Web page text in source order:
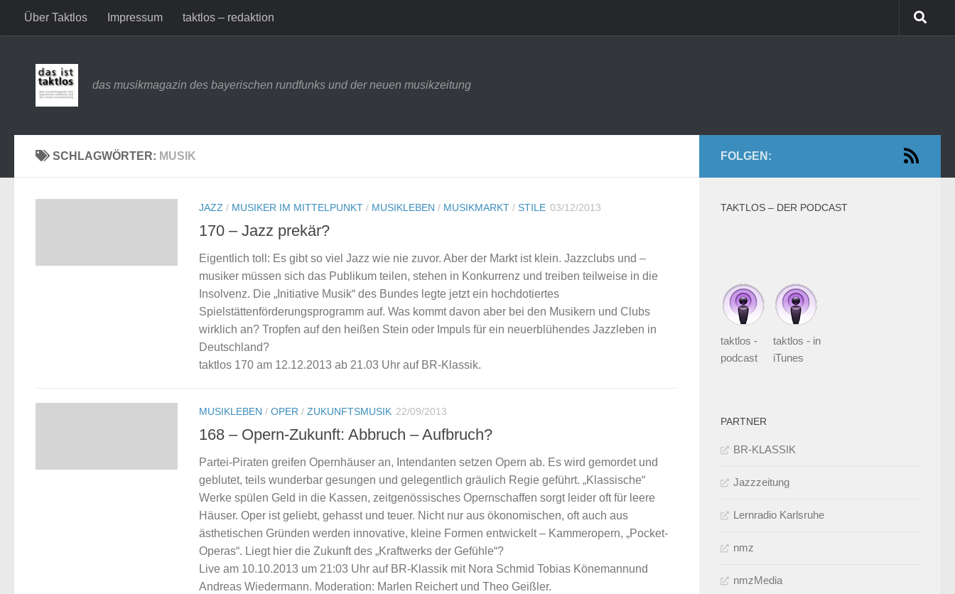
Zum Inhalt springen
Über Taktlos Impressum taktlos – redaktion
das musikmagazin des bayerischen rundfunks und der neuen musikzeitung
SCHLAGWÖRTER: MUSIK
JAZZ / MUSIKER IM MITTELPUNKT / MUSIKLEBEN / MUSIKMARKT / STILE 03/12/2013
170 – Jazz prekär?
Eigentlich toll: Es gibt so viel Jazz wie nie zuvor. Aber der Markt ist klein. Jazzclubs und –
musiker müssen sich das Publikum teilen, stehen in Konkurrenz und treiben teilweise in die
Insolvenz. Die „Initiative Musik“ des Bundes legte jetzt ein hochdotiertes
Spielstättenförderungsprogramm auf. Was kommt davon aber bei den Musikern und Clubs
wirklich an? Tropfen auf den heißen Stein oder Impuls für ein neuerblühendes Jazzleben in
Deutschland?
taktlos 170 am 12.12.2013 ab 21.03 Uhr auf BR-Klassik.
MUSIKLEBEN / OPER / ZUKUNFTSMUSIK 22/09/2013
168 – Opern-Zukunft: Abbruch – Aufbruch?
Partei-Piraten greifen Opernhäuser an, Intendanten setzen Opern ab. Es wird gemordet und
geblutet, teils wunderbar gesungen und gelegentlich gräulich Regie geführt. „Klassische“
Werke spülen Geld in die Kassen, zeitgenössisches Opernschaffen sorgt leider oft für leere
Häuser. Oper ist geliebt, gehasst und teuer. Nicht nur aus ökonomischen, oft auch aus
ästhetischen Gründen werden innovative, kleine Formen entwickelt – Kammeropern, „Pocket-
Operas“. Liegt hier die Zukunft des „Kraftwerks der Gefühle“?
Live am 10.10.2013 um 21:03 Uhr auf BR-Klassik mit Nora Schmid Tobias Könemannund
Andreas Wiedermann. Moderation: Marlen Reichert und Theo Geißler.
FOLGEN:
TAKTLOS – DER PODCAST
taktlos -
podcast
taktlos - in
iTunes
PARTNER
BR-KLASSIK
Jazzzeitung
Lernradio Karlsruhe
nmz
nmzMedia